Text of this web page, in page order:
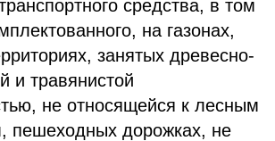
средства, в том
на газонах,
занятых древесно-
и травянистой
не относящейся к лесным
пешеходных дорожках, не